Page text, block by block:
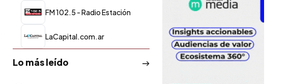
FM 102.5 - Radio Estación
LaCapital.com.ar
Lo más leído